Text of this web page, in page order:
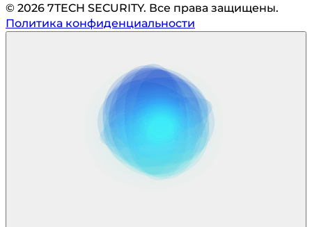
© 2026 7TECH SECURITY. Все права защищены.
Политика конфиденциальности